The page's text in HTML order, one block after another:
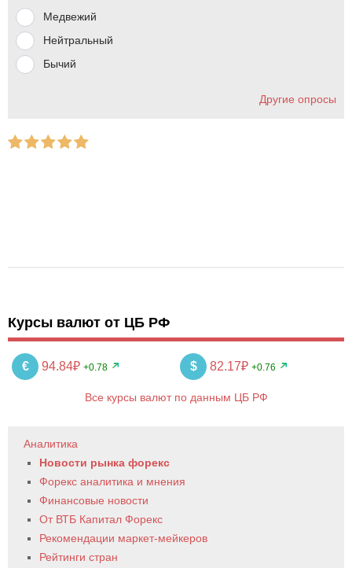
Медвежий
Нейтральный
Бычий
Другие опросы
Курсы валют от ЦБ РФ
€ 94.84₽ +0.78 $ 82.17₽ +0.76
Все курсы валют по данным ЦБ РФ
Аналитика
Новости рынка форекс
Форекс аналитика и мнения
Финансовые новости
От ВТБ Капитал Форекс
Рекомендации маркет-мейкеров
Рейтинги стран